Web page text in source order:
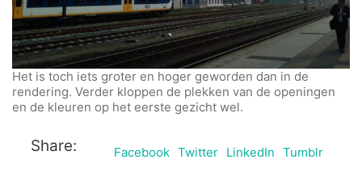
Het is toch iets groter en hoger geworden dan in de
rendering. Verder kloppen de plekken van de openingen
en de kleuren op het eerste gezicht wel.
Share: Facebook Twitter LinkedIn Tumblr